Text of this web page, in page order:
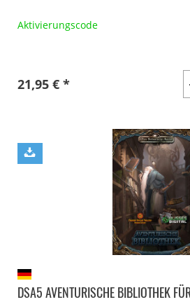
Aktivierungscode
21,95 € *
DSA5 AVENTURISCHE BIBLIOTHEK